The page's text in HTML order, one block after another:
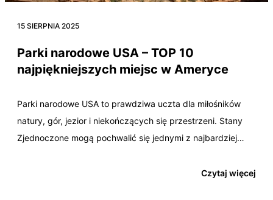
15 SIERPNIA 2025
Parki narodowe USA – TOP 10
najpiękniejszych miejsc w Ameryce
Parki narodowe USA to prawdziwa uczta dla miłośników
natury, gór, jezior i niekończących się przestrzeni. Stany
Zjednoczone mogą pochwalić się jednymi z najbardziej
Czytaj więcej